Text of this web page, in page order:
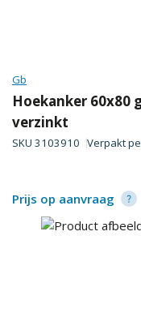
Gb
Hoekanker 60x80
verzinkt
SKU 3103910 Verpakt
Prijs op aanvraag